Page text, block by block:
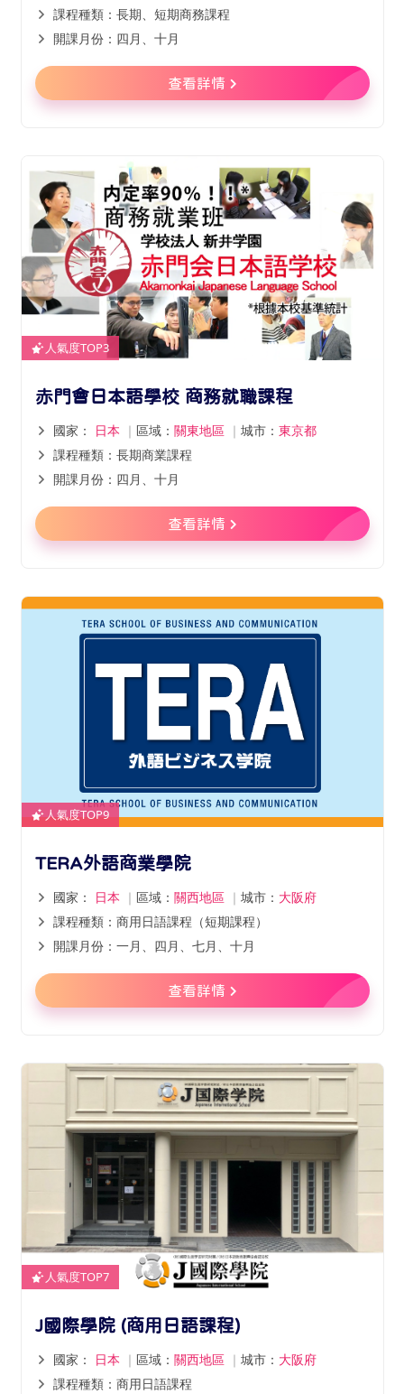
課程種類：長期、短期商務課程
開課月份：四月、十月
查看詳情
人氣度TOP3
赤門會日本語學校 商務就職課程
國家： 日本 ｜ 區域： 關東地區 ｜ 城市： 東京都
課程種類：長期商業課程
開課月份：四月、十月
查看詳情
人氣度TOP9
TERA外語商業學院
國家： 日本 ｜ 區域： 關西地區 ｜ 城市： 大阪府
課程種類：商用日語課程（短期課程）
開課月份：一月、四月、七月、十月
查看詳情
人氣度TOP7
J國際學院 (商用日語課程)
國家： 日本 ｜ 區域： 關西地區 ｜ 城市： 大阪府
課程種類：商用日語課程